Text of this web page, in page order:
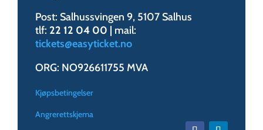
Post: Salhussvingen 9, 5107 Salhus
tlf: 22 12 04 00 | mail:
tickets@easyticket.no
ORG: NO926611755 MVA
Kjøpsbetingelser
Angrerettskjema